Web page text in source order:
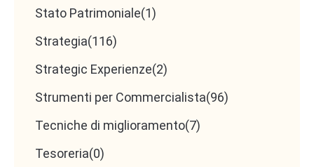
Stato Patrimoniale(1)
Strategia(116)
Strategic Experienze(2)
Strumenti per Commercialista(96)
Tecniche di miglioramento(7)
Tesoreria(0)